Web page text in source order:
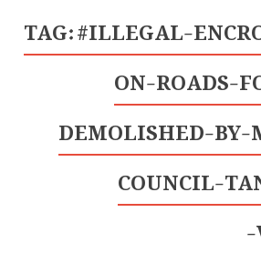
TAG:#ILLEGAL-
ON-ROADS-
DEMOLISHED-
COUNCIL-